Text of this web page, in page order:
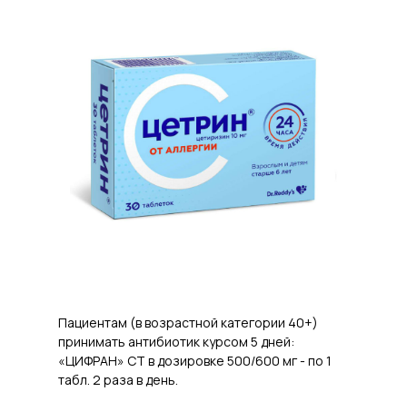
Пациентам (в возрастной категории 40+)
принимать антибиотик курсом 5 дней:
«ЦИФРАН» СТ в дозировке 500/600 мг - по 1
табл. 2 раза в день.